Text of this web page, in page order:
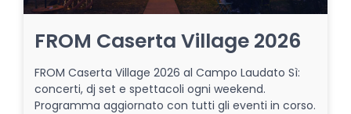
FROM Caserta Village 2026
FROM Caserta Village 2026 al Campo Laudato Sì:
concerti, dj set e spettacoli ogni weekend.
Programma aggiornato con tutti gli eventi in corso.